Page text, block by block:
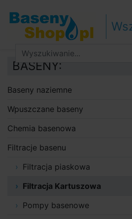
Przejdź do treści
Przejdź do paska bocznego
BASENY:
Baseny naziemne
Wpuszczane baseny
Chemia basenowa
Filtracje basenu
Filtracja piaskowa
Filtracja Kartuszowa
Pompy basenowe